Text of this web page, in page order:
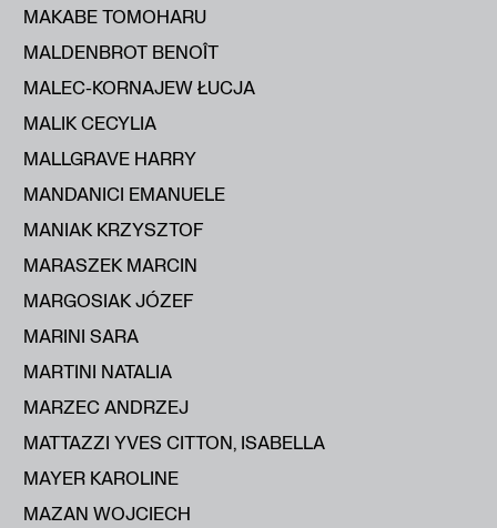
MAKABE TOMOHARU
MALDENBROT BENOÎT
MALEC-KORNAJEW ŁUCJA
MALIK CECYLIA
MALLGRAVE HARRY
MANDANICI EMANUELE
MANIAK KRZYSZTOF
MARASZEK MARCIN
MARGOSIAK JÓZEF
MARINI SARA
MARTINI NATALIA
MARZEC ANDRZEJ
MATTAZZI YVES CITTON, ISABELLA
MAYER KAROLINE
MAZAN WOJCIECH